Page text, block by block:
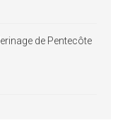
de Pentecôte